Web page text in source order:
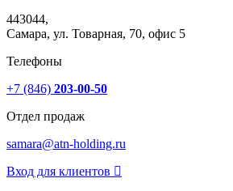
443044,
Самара, ул. Товарная, 70, офис 5
Телефоны
+7 (846) 203-00-50
Отдел продаж
samara@atn-holding.ru
Вход для клиентов